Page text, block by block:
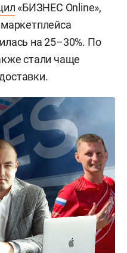
«БИЗНЕС Online»,
на 25–30%. По
стали чаще